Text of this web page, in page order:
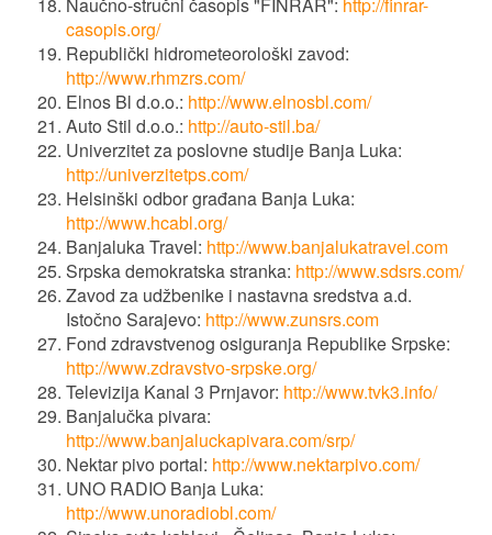
casopis.org/
Republički hidrometeorološki zavod:
http://www.rhmzrs.com/
Elnos Bl d.o.o.: http://www.elnosbl.com/
Auto Stil d.o.o.: http://auto-stil.ba/
Univerzitet za poslovne studije Banja Luka:
http://univerzitetps.com/
Helsinški odbor građana Banja Luka:
http://www.hcabl.org/
Banjaluka Travel: http://www.banjalukatravel.com
Srpska demokratska stranka: http://www.sdsrs.com/
Zavod za udžbenike i nastavna sredstva a.d.
Istočno Sarajevo: http://www.zunsrs.com
Fond zdravstvenog osiguranja Republike Srpske:
http://www.zdravstvo-srpske.org/
Televizija Kanal 3 Prnjavor: http://www.tvk3.info/
Banjalučka pivara:
http://www.banjaluckapivara.com/srp/
Nektar pivo portal: http://www.nektarpivo.com/
UNO RADIO Banja Luka:
http://www.unoradiobl.com/